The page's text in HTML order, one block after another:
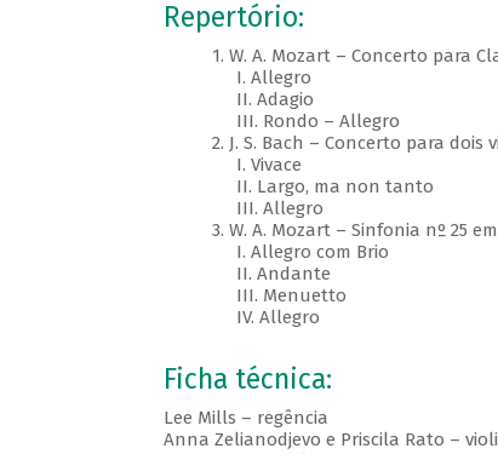
Repertório:
1. W. A. Mozart – Concerto para
I. Allegro
II. Adagio
III. Rondo – Allegro
2. J. S. Bach – Concerto para dois
I. Vivace
II. Largo, ma non tanto
III. Allegro
3. W. A. Mozart – Sinfonia nº 25
I. Allegro com Brio
II. Andante
III. Menuetto
IV. Allegro
Ficha técnica:
Lee Mills – regência
Anna Zelianodjevo e Priscila Rato –